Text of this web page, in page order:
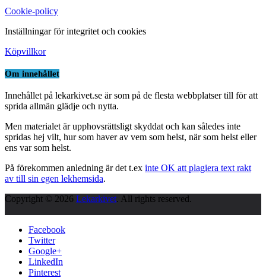
Cookie-policy
Inställningar för integritet och cookies
Köpvillkor
Om innehållet
Innehållet på lekarkivet.se är som på de flesta webbplatser till för att
sprida allmän glädje och nytta.
Men materialet är upphovsrättsligt skyddat och kan således inte
spridas hej vilt, hur som haver av vem som helst, när som helst eller
ens var som helst.
På förekommen anledning är det t.ex inte OK att plagiera text rakt
av till sin egen lekhemsida.
Copyright © 2026 Lekarkivet. All rights reserved.
Facebook
Twitter
Google+
LinkedIn
Pinterest